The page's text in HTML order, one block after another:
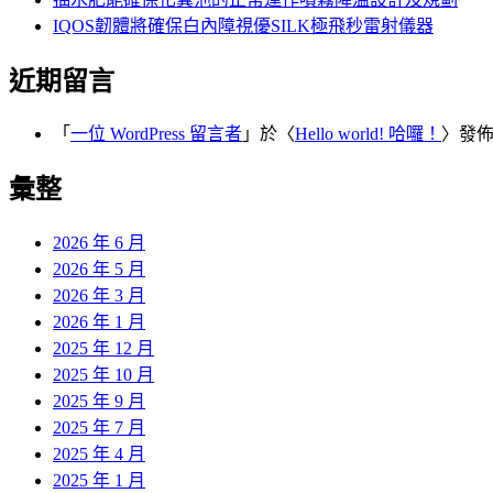
IQOS韌體將確保白內障視優SILK極飛秒雷射儀器
近期留言
「 一位 WordPress 留言者 」於〈Hello world! 哈囉！ 〉發
彙整
2026 年 6 月
2026 年 5 月
2026 年 3 月
2026 年 1 月
2025 年 12 月
2025 年 10 月
2025 年 9 月
2025 年 7 月
2025 年 4 月
2025 年 1 月